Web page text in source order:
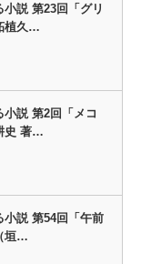
小説 第23回「グリ
植久…
説 第2回「メコ
史 著…
小説 第54回「午前
垣…